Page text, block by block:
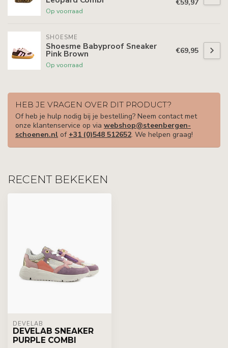
Op voorraad
€59,97
SHOESME
Shoesme Babyproof Sneaker
Pink Brown
Op voorraad
€69,95
HEB JE VRAGEN OVER DIT PRODUCT?
Of heb je hulp nodig bij je bestelling? Neem contact met
onze klantenservice op via webshop@steenbergen-
schoenen.nl of +31 (0)548 512652. We helpen graag!
RECENT BEKEKEN
DEVELAB
DEVELAB SNEAKER
PURPLE COMBI